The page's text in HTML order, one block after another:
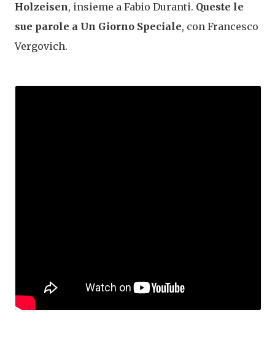
Holzeisen, insieme a Fabio Duranti. Queste le
sue parole a Un Giorno Speciale, con Francesco
Vergovich.